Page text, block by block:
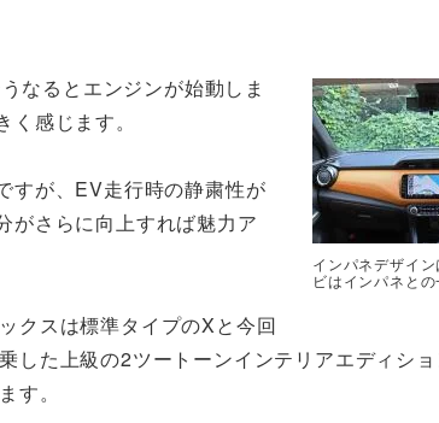
インパネデザイ
ビはインパネと
なるとエンジンが始動しま
感じます。
すが、EV走行時の静粛性が
がさらに向上すれば魅力ア
クスは標準タイプのXと今回
した上級の2ツートーンインテリアエディシ
す。